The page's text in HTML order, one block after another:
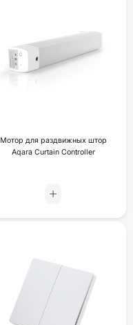
Мотор для раздвижных штор
Aqara Curtain Controller